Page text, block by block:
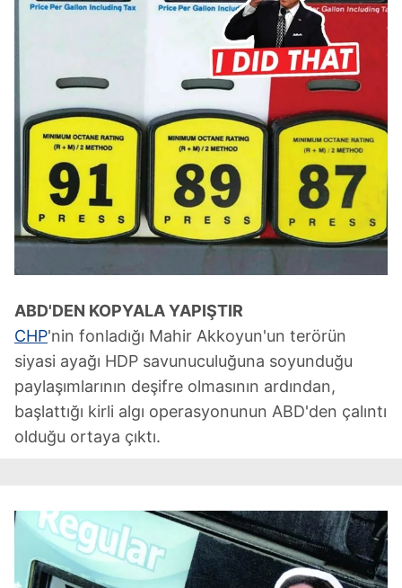
ABD'DEN KOPYALA YAPIŞTIR
CHP'nin fonladığı Mahir Akkoyun'un terörün
siyasi ayağı HDP savunuculuğuna soyunduğu
paylaşımlarının deşifre olmasının ardından,
başlattığı kirli algı operasyonunun ABD'den çalıntı
olduğu ortaya çıktı.